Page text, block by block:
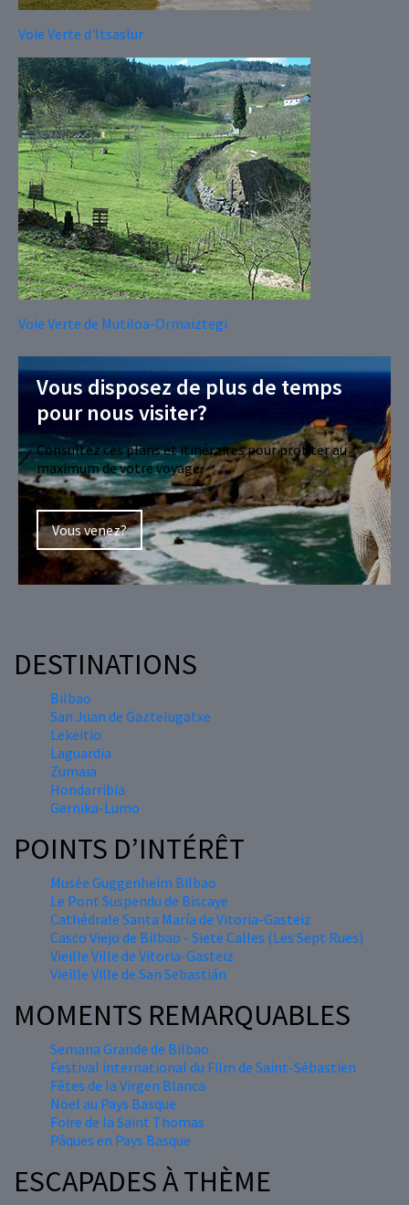
Voie Verte d'Itsaslur
Voie Verte de Mutiloa-Ormaiztegi
Vous disposez de plus de temps
pour nous visiter?
Consultez ces plans et itinéraires pour profiter au
maximum de votre voyage.
Vous venez?
DESTINATIONS
Bilbao
San Juan de Gaztelugatxe
Lekeitio
Laguardia
Zumaia
Hondarribia
Gernika-Lumo
POINTS D’INTÉRÊT
Musée Guggenheim Bilbao
Le Pont Suspendu de Biscaye
Cathédrale Santa María de Vitoria-Gasteiz
Casco Viejo de Bilbao - Siete Calles (Les Sept Rues)
Vieille Ville de Vitoria-Gasteiz
Vieille Ville de San Sebastián
MOMENTS REMARQUABLES
Semana Grande de Bilbao
Festival international du Film de Saint-Sébastien
Fêtes de la Virgen Blanca
Nöel au Pays Basque
Foire de la Saint Thomas
Pâques en Pays Basque
ESCAPADES À THÈME